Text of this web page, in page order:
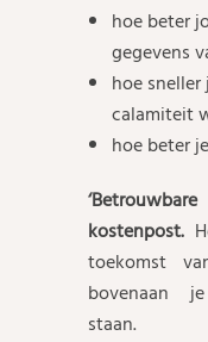
hoe beter
gegevens
hoe
calamiteit
hoe beter
kostenpost.
toekomst
bovenaan
staan.